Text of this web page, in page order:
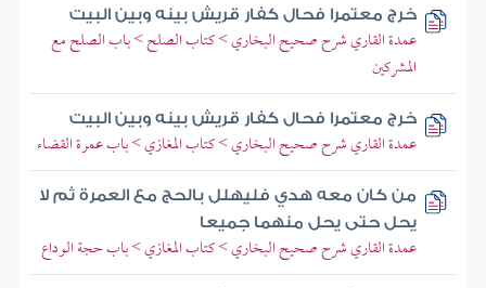
خرج معتمرا فحال كفار قريش بينه وبين البيت
عمدة القاري شرح صحيح البخاري > كتاب الصلح > باب الصلح مع
المشركين
خرج معتمرا فحال كفار قريش بينه وبين البيت
عمدة القاري شرح صحيح البخاري > كتاب المغازي > باب عمرة القضاء
من كان معه هدي فليهلل بالحج مع العمرة ثم لا
يحل حتى يحل منهما جميعا
عمدة القاري شرح صحيح البخاري > كتاب المغازي > باب حجة الوداع